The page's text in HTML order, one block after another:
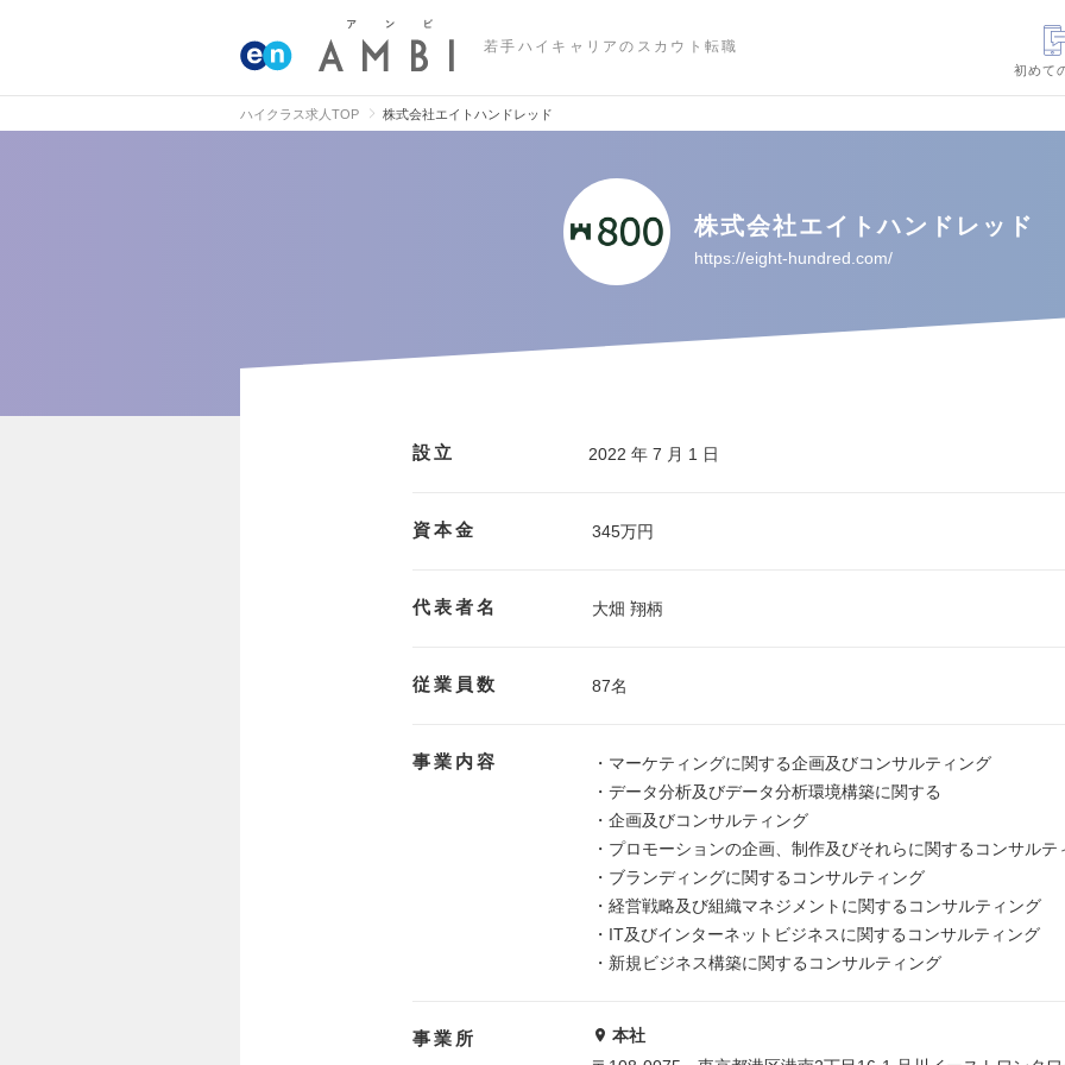
若手ハイキャリアのスカウト転職
初めて
ハイクラス求人TOP 株式会社エイトハンドレッド
株式会社エイトハンドレッド
https://eight-hundred.com/
設立 2022 年 7 月 1 日
資本金 345万円
代表者名 大畑 翔柄
従業員数 87名
事業内容
・マーケティングに関する企画及びコンサルティング
・データ分析及びデータ分析環境構築に関する
・企画及びコンサルティング
・プロモーションの企画、制作及びそれらに関するコンサルテ
・ブランディングに関するコンサルティング
・経営戦略及び組織マネジメントに関するコンサルティング
・IT及びインターネットビジネスに関するコンサルティング
・新規ビジネス構築に関するコンサルティング
事業所
本社